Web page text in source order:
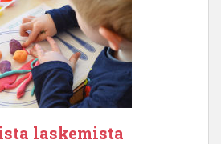
laskemista